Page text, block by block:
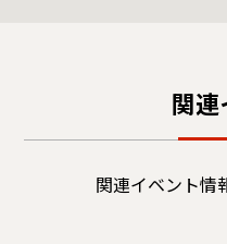
関連
関連イベント情